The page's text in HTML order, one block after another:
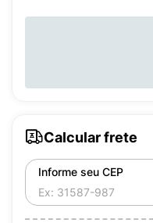
Calcular frete
Informe seu CEP